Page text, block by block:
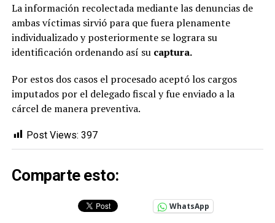
La información recolectada mediante las denuncias de
ambas víctimas sirvió para que fuera plenamente
individualizado y posteriormente se lograra su
identificación ordenando así su captura.
Por estos dos casos el procesado aceptó los cargos
imputados por el delegado fiscal y fue enviado a la
cárcel de manera preventiva.
Post Views: 397
Comparte esto:
WhatsApp